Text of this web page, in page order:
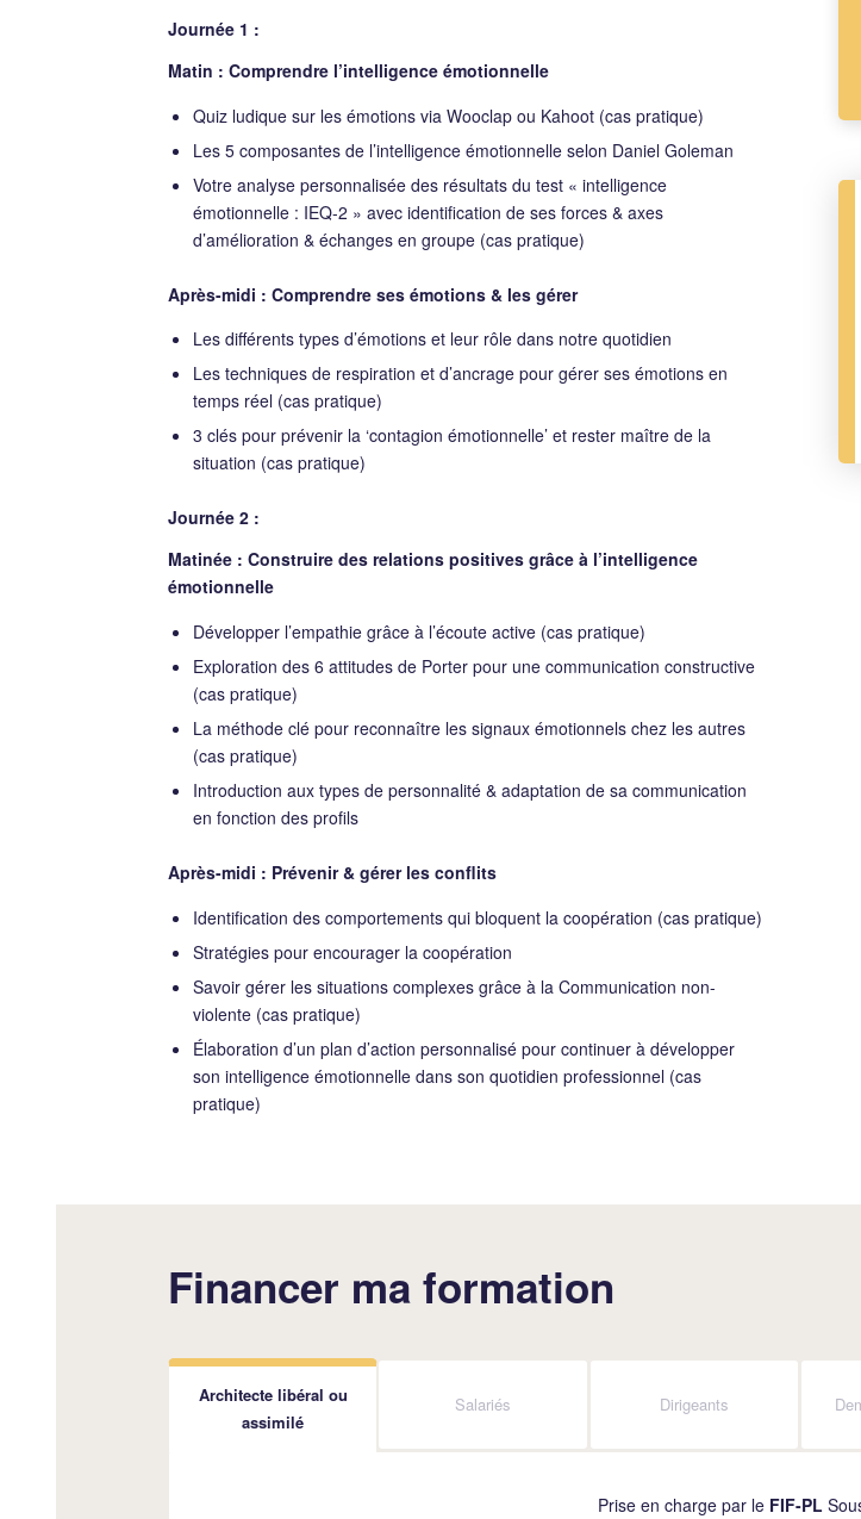
Journée 1 :
Matin : Comprendre l’intelligence émotionnelle
Quiz ludique sur les émotions via Wooclap ou Kahoot (cas pratique)
Les 5 composantes de l’intelligence émotionnelle selon Daniel Goleman
Votre analyse personnalisée des résultats du test « intelligence
émotionnelle : IEQ-2 » avec identification de ses forces & axes
d’amélioration & échanges en groupe (cas pratique)
Après-midi : Comprendre ses émotions & les gérer
Les différents types d’émotions et leur rôle dans notre quotidien
Les techniques de respiration et d’ancrage pour gérer ses émotions en
temps réel (cas pratique)
3 clés pour prévenir la ‘contagion émotionnelle’ et rester maître de la
situation (cas pratique)
Journée 2 :
Matinée : Construire des relations positives grâce à l’intelligence
émotionnelle
Développer l’empathie grâce à l’écoute active (cas pratique)
Exploration des 6 attitudes de Porter pour une communication constructive
(cas pratique)
La méthode clé pour reconnaître les signaux émotionnels chez les autres
(cas pratique)
Introduction aux types de personnalité & adaptation de sa communication
en fonction des profils
Après-midi : Prévenir & gérer les conflits
Identification des comportements qui bloquent la coopération (cas pratique)
Stratégies pour encourager la coopération
Savoir gérer les situations complexes grâce à la Communication non-
violente (cas pratique)
Élaboration d’un plan d’action personnalisé pour continuer à développer
son intelligence émotionnelle dans son quotidien professionnel (cas
pratique)
Financer ma formation
Architecte libéral ou
assimilé
Salariés Dirigeants
Prise en charge par le FIF-PL